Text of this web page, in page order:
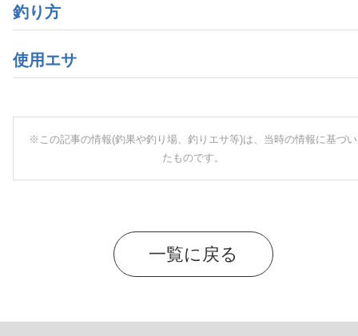
釣り方
使用エサ
※この記事の情報(釣果や釣り場、釣りエサ等)は、当時の情報に基づい
たものです。
一覧に戻る